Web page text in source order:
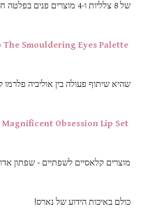
של 8 צלליות ו-4 מוצרים פנים בפלטה חגיגית במהדורה מוגבלת!
Smouldering Eyes Palette
שהיא שיתוף פעולה בין אוליביה
Magnificent Obsession Lip Set
מוצרים קלאסיים לשפתיים - שפתון
כולם באיכות הידוע של נארס!